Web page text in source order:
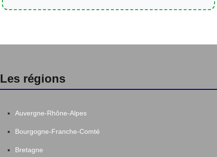
Les régions
Auvergne-Rhône-Alpes
Bourgogne-Franche-Comté
Bretagne